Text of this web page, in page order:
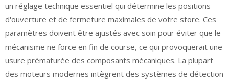
un réglage technique essentiel qui détermine les positions
d'ouverture et de fermeture maximales de votre store. Ces
paramètres doivent être ajustés avec soin pour éviter que le
mécanisme ne force en fin de course, ce qui provoquerait une
usure prématurée des composants mécaniques. La plupart
des moteurs modernes intègrent des systèmes de détection